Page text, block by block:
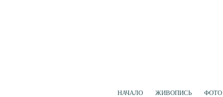
НАЧАЛО ЖИВОПИСЬ ФОТО